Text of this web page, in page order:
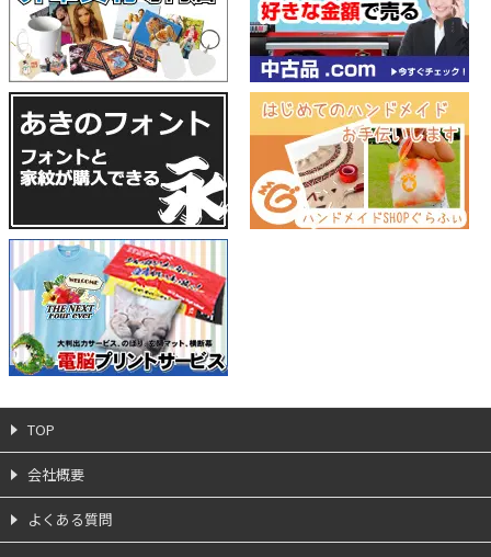
TOP
会社概要
よくある質問